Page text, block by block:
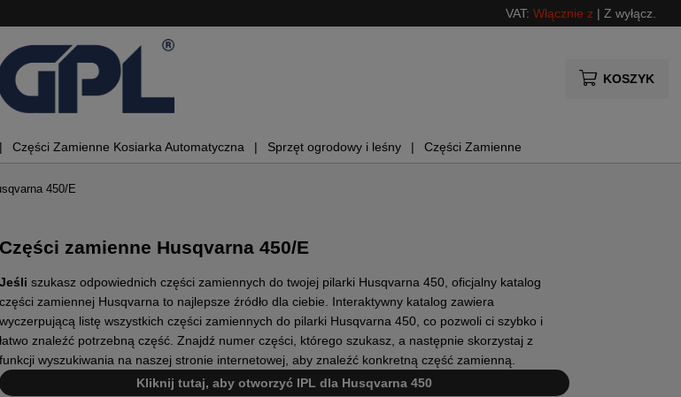
VAT: Włącznie z | Z wyłącz.
KOSZYK
Części Zamienne Kosiarka Automatyczna Sprzęt ogrodowy i leśny Części Zamienne
450/E
Części zamienne Husqvarna 450/E
Jeśli szukasz odpowiednich części zamiennych do twojej pilarki Husqvarna 450, oficjalny katalog
części zamiennej Husqvarna to najlepsze źródło dla ciebie. Interaktywny katalog zawiera
wyczerpującą listę wszystkich części zamiennych do pilarki Husqvarna 450, co pozwoli ci szybko i
łatwo znaleźć potrzebną część. Znajdź numer części, którego szukasz, a następnie skorzystaj z
funkcji wyszukiwania na naszej stronie internetowej, aby znaleźć konkretną część zamienną.
Kliknij tutaj, aby otworzyć IPL dla Husqvarna 450